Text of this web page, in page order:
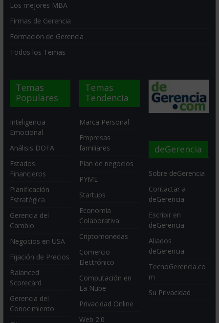
Los mejores MBA
Firmas de Gerencia
Formación de Gerencia
Todos los Temas
Temas
Populares
Inteligencia
Emocional
Análisis DOFA
Estados
Financieros
Planificación
Estratégica
Gerencia del
Cambio
Negocios en USA
Fijación de Precios
Balanced
Scorecard
Gerencia del
Conocimiento
Temas
Tendencia
Marca Personal
Empresas
familiares
Plan de negocios
PYME
Startups
Economia
Colaborativa
Criptomonedas
Comercio
Electrónico
Computación en
La Nube
Privacidad Online
Web 2.0
deGerencia
Sobre deGerencia
Contactar a
deGerencia
Escribir en
deGerencia
Aliados
deGerencia
TecnoGerencia.co
m
Su Privacidad